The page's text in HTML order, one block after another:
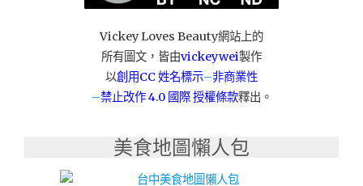
Vickey Loves Beauty網站上的
所有圖文，皆由vickeywei製作
以創用CC 姓名標示–非商業性
–禁止改作4.0 國際 授權條款釋出。
美食地圖懶人包